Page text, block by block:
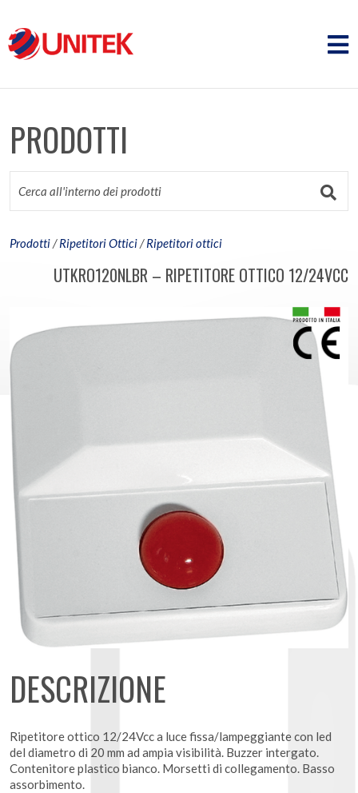
PRODOTTI
Prodotti/Ripetitori Ottici/Ripetitori ottici
UTKRO120NLBR – RIPETITORE OTTICO 12/24VCC
DESCRIZIONE
Ripetitore ottico 12/24Vcc a luce fissa/lampeggiante con led
del diametro di 20 mm ad ampia visibilità. Buzzer intergato.
Contenitore plastico bianco. Morsetti di collegamento. Basso
assorbimento.